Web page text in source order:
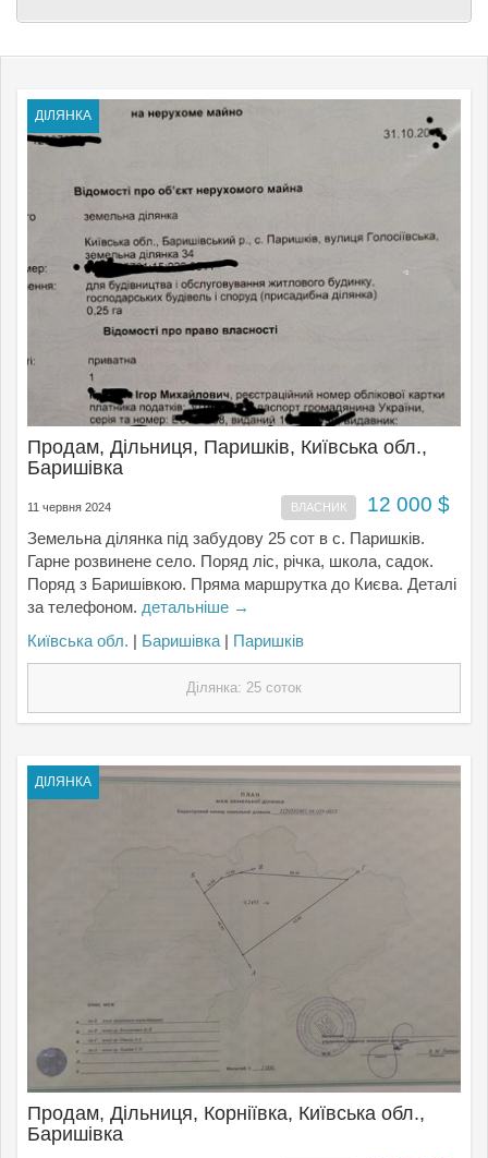
ДІЛЯНКА
Продам, Дільниця, Паришків, Київська обл.,
Баришівка
11 червня 2024 ВЛАСНИК 12 000 $
Земельна ділянка під забудову 25 сот в с. Паришків.
Гарне розвинене село. Поряд ліс, річка, школа, садок.
Поряд з Баришівкою. Пряма маршрутка до Києва. Деталі
за телефоном. детальніше →
Київська обл. | Баришівка | Паришків
Ділянка: 25 соток
ДІЛЯНКА
Продам, Дільниця, Корніївка, Київська обл.,
Баришівка